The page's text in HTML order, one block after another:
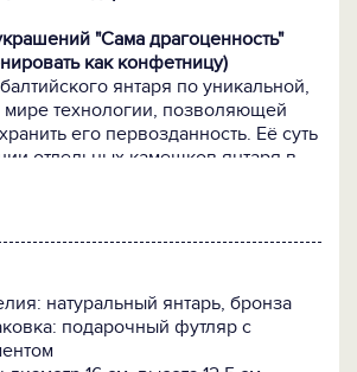
"Сама драгоценность"
как конфетницу)
янтаря по уникальной,
мире технологии, позволяющей
его первозданность. Её суть
отдельных камешков янтаря в
в спекании, а не в плавке,
до жидкого состояния янтарь
диффузии (без клеевых
полностью сохранить
и свойства янтаря, а значит,
за которую этот теплый и
натуральный янтарь, бронза
подарочный футляр с